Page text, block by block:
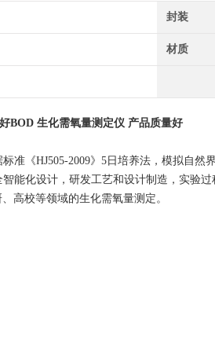
封装
材质
BOD 生化需氧量测定仪 产品质量好
准《HJ505-2009》5日培养法，模拟自
能化设计，研发工艺和设计制造，实验
高校等领域的生化需氧量测定。